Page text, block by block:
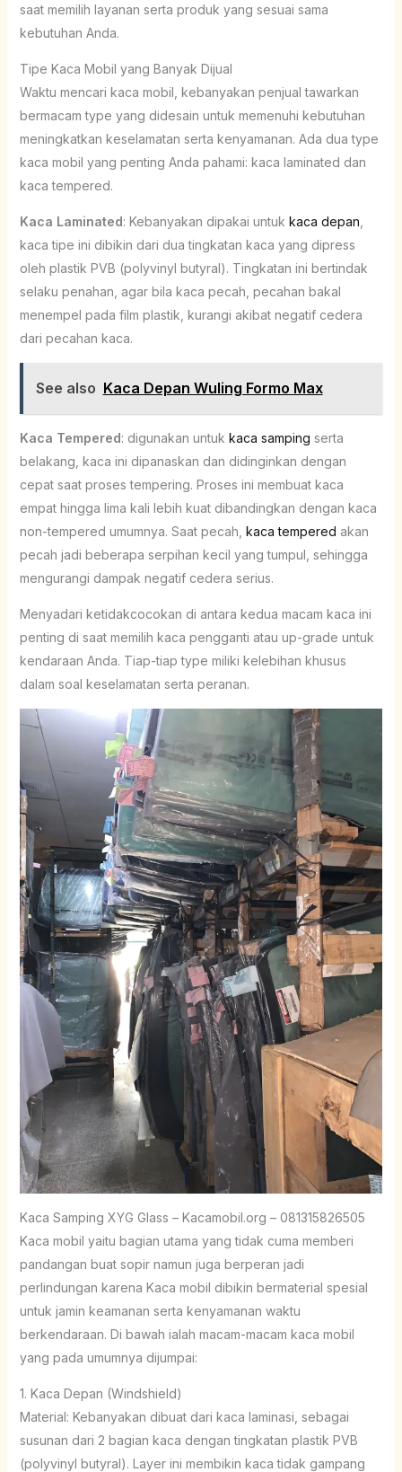
saat memilih layanan serta produk yang sesuai sama
kebutuhan Anda.
Tipe Kaca Mobil yang Banyak Dijual
Waktu mencari kaca mobil, kebanyakan penjual tawarkan
bermacam type yang didesain untuk memenuhi kebutuhan
meningkatkan keselamatan serta kenyamanan. Ada dua type
kaca mobil yang penting Anda pahami: kaca laminated dan
kaca tempered.
Kaca Laminated: Kebanyakan dipakai untuk kaca depan
kaca tipe ini dibikin dari dua tingkatan kaca yang dipress
oleh plastik PVB (polyvinyl butyral). Tingkatan ini bertindak
selaku penahan, agar bila kaca pecah, pecahan bakal
menempel pada film plastik, kurangi akibat negatif cedera
dari pecahan kaca.
See also Kaca Depan Wuling Formo Max
Kaca Tempered: digunakan untuk kaca samping serta
belakang, kaca ini dipanaskan dan didinginkan dengan
cepat saat proses tempering. Proses ini membuat kaca
empat hingga lima kali lebih kuat dibandingkan dengan kaca
non-tempered umumnya. Saat pecah, kaca tempered akan
pecah jadi beberapa serpihan kecil yang tumpul, sehingga
mengurangi dampak negatif cedera serius.
Menyadari ketidakcocokan di antara kedua macam kaca ini
penting di saat memilih kaca pengganti atau up-grade untuk
kendaraan Anda. Tiap-tiap type miliki kelebihan khusus
dalam soal keselamatan serta peranan.
Kaca Samping XYG Glass – Kacamobil.org – 081315826505
Kaca mobil yaitu bagian utama yang tidak cuma memberi
pandangan buat sopir namun juga berperan jadi
perlindungan karena Kaca mobil dibikin bermaterial spesial
untuk jamin keamanan serta kenyamanan waktu
berkendaraan. Di bawah ialah macam-macam kaca mobil
yang pada umumnya dijumpai:
1. Kaca Depan (Windshield)
Material: Kebanyakan dibuat dari kaca laminasi, sebagai
susunan dari 2 bagian kaca dengan tingkatan plastik PVB
(polyvinyl butyral). Layer ini membikin kaca tidak gampang